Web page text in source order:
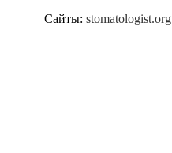
Сайты: stomatologist.org